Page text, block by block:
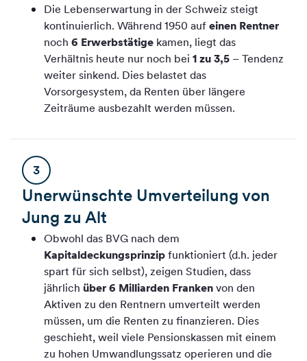
Die Lebenserwartung in der Schweiz steigt
kontinuierlich. Während 1950 auf einen Rentner
noch 6 Erwerbstätige kamen, liegt das
Verhältnis heute nur noch bei 1 zu 3,5 – Tendenz
weiter sinkend. Dies belastet das
Vorsorgesystem, da Renten über längere
Zeiträume ausbezahlt werden müssen.
3
Unerwünschte Umverteilung von
Jung zu Alt
Obwohl das BVG nach dem
Kapitaldeckungsprinzip funktioniert (d.h. jeder
spart für sich selbst), zeigen Studien, dass
jährlich über 6 Milliarden Franken von den
Aktiven zu den Rentnern umverteilt werden
müssen, um die Renten zu finanzieren. Dies
geschieht, weil viele Pensionskassen mit einem
zu hohen Umwandlungssatz operieren und die